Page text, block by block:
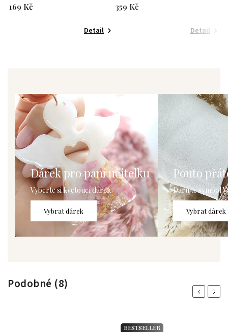
169 Kč
Detail
359 Kč
Detail
Dárek pro paní učitelku
Vyberte si kvetoucí dárek
Vybrat dárek
Pouto
Darujte symbol
Vybrat dárek
Podobné (8)
Previous
BESTSELLER
Next